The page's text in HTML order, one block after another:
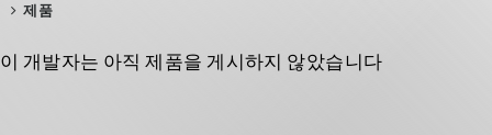
제품
이 개발자는 아직 제품을 게시하지 않았습니다